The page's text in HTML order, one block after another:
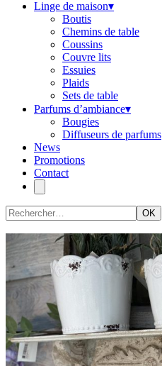
Linge de maison▾
Boutis
Chemins de table
Coussins
Couvre lits
Essuies
Plaids
Sets de table
Parfums d’ambiance▾
Bougies
Diffuseurs de parfums
News
Promotions
Contact
OK